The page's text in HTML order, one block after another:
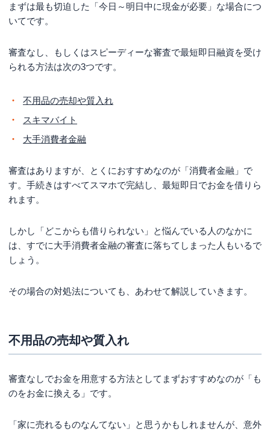
まずは最も切迫した「今日～明日中に現金が必要」な場合につ
いてです。
審査なし、もしくはスピーディーな審査で最短即日融資を受け
られる方法は次の3つです。
不用品の売却や質入れ
スキマバイト
大手消費者金融
審査はありますが、とくにおすすめなのが「消費者金融」で
す。手続きはすべてスマホで完結し、最短即日でお金を借りら
れます。
しかし「どこからも借りられない」と悩んでいる人のなかに
は、すでに大手消費者金融の審査に落ちてしまった人もいるで
しょう。
その場合の対処法についても、あわせて解説していきます。
不用品の売却や質入れ
審査なしでお金を用意する方法としてまずおすすめなのが「も
のをお金に換える」です。
「家に売れるものなんてない」と思うかもしれませんが、意外